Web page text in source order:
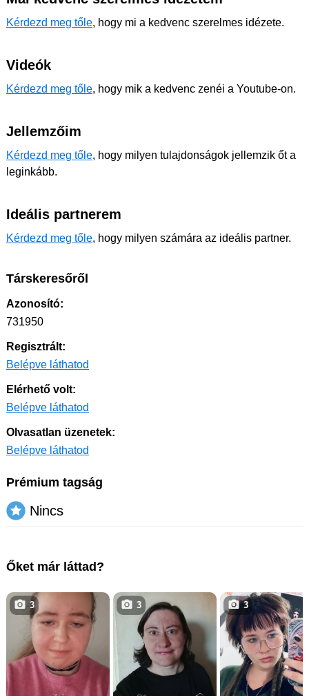
Kérdezd meg tőle, hogy mi a kedvenc szerelmes idézete.
Videók
Kérdezd meg tőle, hogy mik a kedvenc zenéi a Youtube-on.
Jellemzőim
Kérdezd meg tőle, hogy milyen tulajdonságok jellemzik őt a
leginkább.
Ideális partnerem
Kérdezd meg tőle, hogy milyen számára az ideális partner.
Társkeresőről
Azonosító:
731950
Regisztrált:
Belépve láthatod
Elérhető volt:
Belépve láthatod
Olvasatlan üzenetek:
Belépve láthatod
Prémium tagság
Nincs
Őket már láttad?
3 3 3